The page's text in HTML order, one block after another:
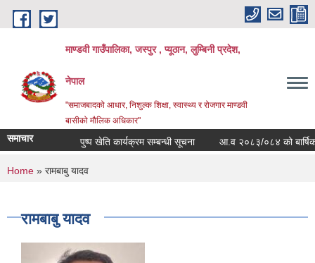
Skip to main content
माण्डवी गाउँपालिका, जस्पुर , प्यूठान, लुम्बिनी प्रदेश,
नेपाल
"समाजबादको आधार, निशुल्क शिक्षा, स्वास्थ्य र रोजगार माण्डवी
बासीको मौलिक अधिकार"
समाचार पुष्प खेति कार्यक्रम सम्बन्धी सूचना आ.व २०८३/०८४ को बार्षिक
You are here
Home » रामबाबु यादव
रामबाबु यादव